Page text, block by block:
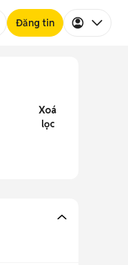
Đăng tin
Xoá
lọc